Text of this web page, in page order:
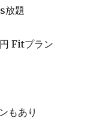
題
Fitプラン
もあり